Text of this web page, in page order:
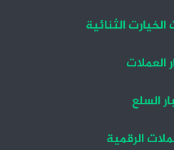
الثنائية
العملات
السلع
الرقمية